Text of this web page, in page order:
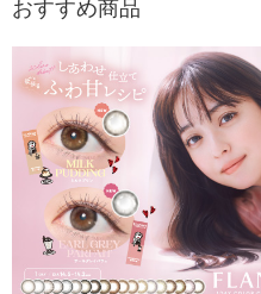
おすすめ商品